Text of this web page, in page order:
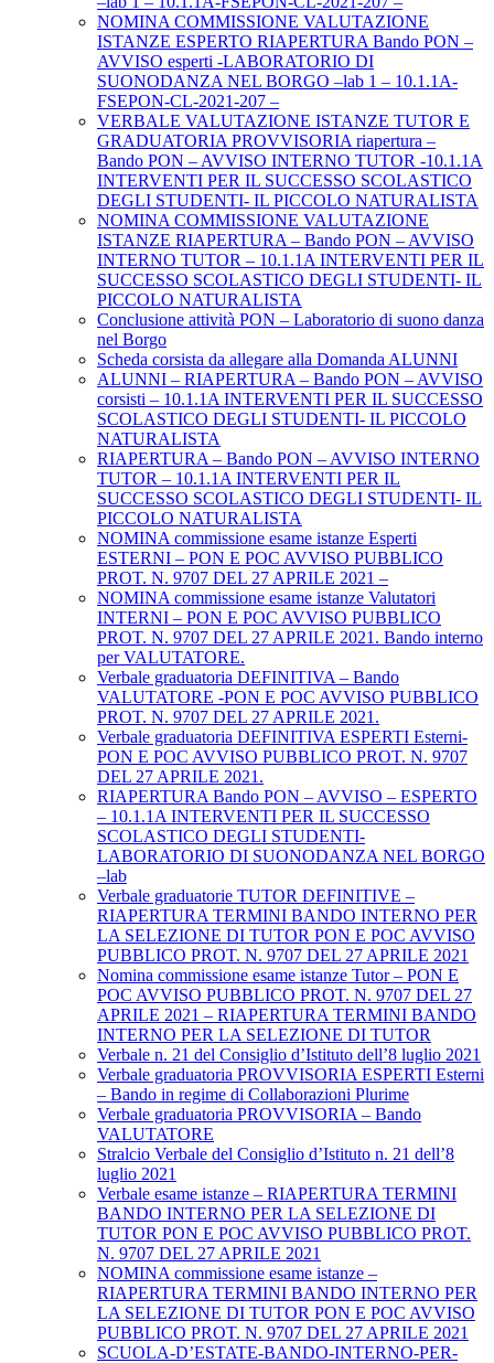
NOMINA COMMISSIONE VALUTAZIONE
ISTANZE ESPERTO RIAPERTURA Bando PON –
AVVISO esperti -LABORATORIO DI
SUONODANZA NEL BORGO –lab 1 – 10.1.1A-
FSEPON-CL-2021-207 –
VERBALE VALUTAZIONE ISTANZE TUTOR E
GRADUATORIA PROVVISORIA riapertura –
Bando PON – AVVISO INTERNO TUTOR -10.1.1A
INTERVENTI PER IL SUCCESSO SCOLASTICO
DEGLI STUDENTI- IL PICCOLO NATURALISTA
NOMINA COMMISSIONE VALUTAZIONE
ISTANZE RIAPERTURA – Bando PON – AVVISO
INTERNO TUTOR – 10.1.1A INTERVENTI PER IL
SUCCESSO SCOLASTICO DEGLI STUDENTI- IL
PICCOLO NATURALISTA
Conclusione attività PON – Laboratorio di suono danza
nel Borgo
Scheda corsista da allegare alla Domanda ALUNNI
ALUNNI – RIAPERTURA – Bando PON – AVVISO
corsisti – 10.1.1A INTERVENTI PER IL SUCCESSO
SCOLASTICO DEGLI STUDENTI- IL PICCOLO
NATURALISTA
RIAPERTURA – Bando PON – AVVISO INTERNO
TUTOR – 10.1.1A INTERVENTI PER IL
SUCCESSO SCOLASTICO DEGLI STUDENTI- IL
PICCOLO NATURALISTA
NOMINA commissione esame istanze Esperti
ESTERNI – PON E POC AVVISO PUBBLICO
PROT. N. 9707 DEL 27 APRILE 2021 –
NOMINA commissione esame istanze Valutatori
INTERNI – PON E POC AVVISO PUBBLICO
PROT. N. 9707 DEL 27 APRILE 2021. Bando interno
per VALUTATORE.
Verbale graduatoria DEFINITIVA – Bando
VALUTATORE -PON E POC AVVISO PUBBLICO
PROT. N. 9707 DEL 27 APRILE 2021.
Verbale graduatoria DEFINITIVA ESPERTI Esterni-
PON E POC AVVISO PUBBLICO PROT. N. 9707
DEL 27 APRILE 2021.
RIAPERTURA Bando PON – AVVISO – ESPERTO
– 10.1.1A INTERVENTI PER IL SUCCESSO
SCOLASTICO DEGLI STUDENTI-
LABORATORIO DI SUONODANZA NEL BORGO
–lab
Verbale graduatorie TUTOR DEFINITIVE –
RIAPERTURA TERMINI BANDO INTERNO PER
LA SELEZIONE DI TUTOR PON E POC AVVISO
PUBBLICO PROT. N. 9707 DEL 27 APRILE 2021
Nomina commissione esame istanze Tutor – PON E
POC AVVISO PUBBLICO PROT. N. 9707 DEL 27
APRILE 2021 – RIAPERTURA TERMINI BANDO
INTERNO PER LA SELEZIONE DI TUTOR
Verbale n. 21 del Consiglio d’Istituto dell’8 luglio 2021
Verbale graduatoria PROVVISORIA ESPERTI Esterni
– Bando in regime di Collaborazioni Plurime
Verbale graduatoria PROVVISORIA – Bando
VALUTATORE
Stralcio Verbale del Consiglio d’Istituto n. 21 dell’8
luglio 2021
Verbale esame istanze – RIAPERTURA TERMINI
BANDO INTERNO PER LA SELEZIONE DI
TUTOR PON E POC AVVISO PUBBLICO PROT.
N. 9707 DEL 27 APRILE 2021
NOMINA commissione esame istanze –
RIAPERTURA TERMINI BANDO INTERNO PER
LA SELEZIONE DI TUTOR PON E POC AVVISO
PUBBLICO PROT. N. 9707 DEL 27 APRILE 2021
SCUOLA-D’ESTATE-BANDO-INTERNO-PER-